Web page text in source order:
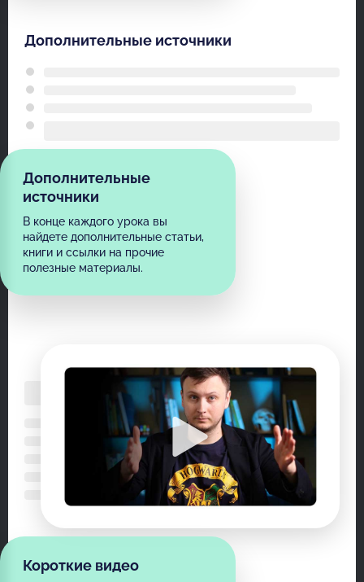
Дополнительные источники
Дополнительные
источники
В конце каждого урока вы
найдете дополнительные статьи,
книги и ссылки на прочие
полезные материалы.
Короткие видео